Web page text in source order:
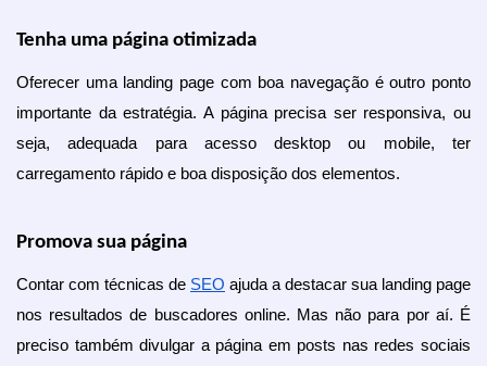
Tenha uma página otimizada
Oferecer uma landing page com boa navegação é outro ponto
importante da estratégia. A página precisa ser responsiva, ou
seja, adequada para acesso desktop ou mobile, ter
carregamento rápido e boa disposição dos elementos.
Promova sua página
Contar com técnicas de SEO ajuda a destacar sua landing page
nos resultados de buscadores online. Mas não para por aí. É
preciso também divulgar a página em posts nas redes sociais